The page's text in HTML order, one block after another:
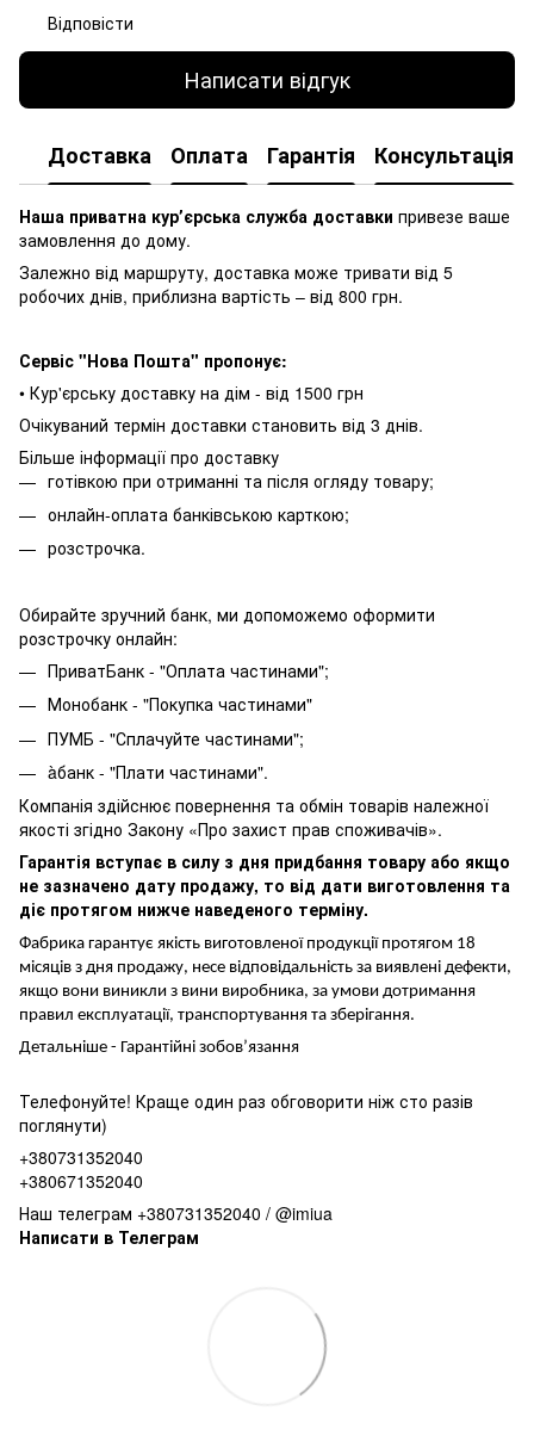
Відповісти
Написати відгук
Доставка Оплата Гарантія Консультація
Наша приватна курʼєрська служба доставки привезе ваше
замовлення до дому.
Залежно від маршруту, доставка може тривати від 5
робочих днів, приблизна вартість – від 800 грн.
Сервіс "Нова Пошта" пропонує:
• Кур'єрську доставку на дім - від 1500 грн
Очікуваний термін доставки становить від 3 днів.
Більше інформації про доставку
готівкою при отриманні та після огляду товару;
онлайн-оплата банківською карткою;
розстрочка.
Обирайте зручний банк, ми допоможемо оформити
розстрочку онлайн:
ПриватБанк - "Оплата частинами";
Монобанк - "Покупка частинами"
ПУМБ - "Сплачуйте частинами";
àбанк - "Плати частинами".
Компанія здійснює повернення та обмін товарів належної
якості згідно Закону «Про захист прав споживачів».
Гарантія вступає в силу з дня придбання товару або якщо
не зазначено дату продажу, то від дати виготовлення та
діє протягом нижче наведеного терміну.
Фабрика гарантує якість виготовленої продукції протягом 18
місяців з дня продажу, несе відповідальність за виявлені дефекти,
якщо вони виникли з вини виробника, за умови дотримання
правил експлуатації, транспортування та зберігання.
Детальніше - Гарантійні зобов’язання
Телефонуйте! Краще один раз обговорити ніж сто разів
поглянути)
+380731352040
+380671352040
Наш телеграм +380731352040 / @imiua
Написати в Телеграм